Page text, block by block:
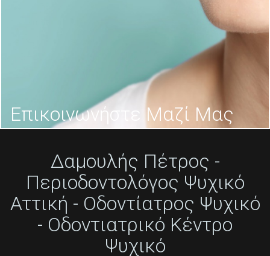
Επικοινωνήστε Μαζί Μας
ΠΕΡΙΣΣΟΤΕΡΑ
Δαμουλής Πέτρος -
Περιοδοντολόγος Ψυχικό
Αττική - Οδοντίατρος Ψυχικό
- Οδοντιατρικό Κέντρο
Ψυχικό